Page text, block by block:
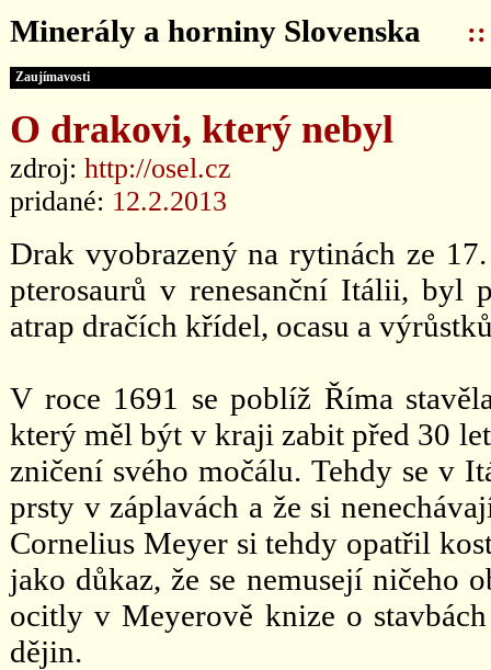
Minerály a horniny Slovenska ::
Zaujímavosti
O drakovi, který nebyl
zdroj: http://osel.cz
pridané: 12.2.2013
Drak vyobrazený na rytinách ze
pterosaurů v renesanční Itálii, byl
atrap dračích křídel, ocasu a
V roce 1691 se poblíž Říma
který měl být v kraji zabit před 30
zničení svého močálu. Tehdy se v
prsty v záplavách a že si
Cornelius Meyer si tehdy opatřil
jako důkaz, že se nemusejí ničeho
ocitly v Meyerově knize o
dějin.